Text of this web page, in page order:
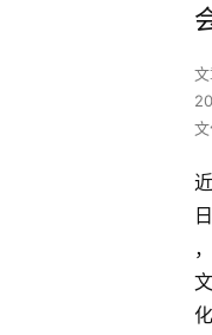
近
日
，
文
化